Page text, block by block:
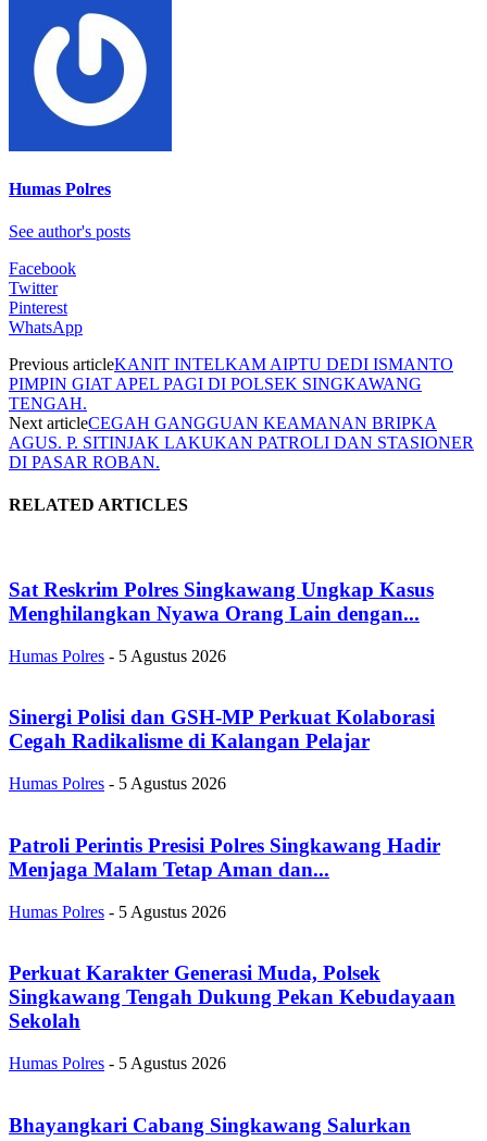
Humas Polres
See author's posts
Facebook
Twitter
Pinterest
WhatsApp
Previous articleKANIT INTELKAM AIPTU DEDI ISMANTO
PIMPIN GIAT APEL PAGI DI POLSEK SINGKAWANG
TENGAH.
Next articleCEGAH GANGGUAN KEAMANAN BRIPKA
AGUS. P. SITINJAK LAKUKAN PATROLI DAN STASIONER
DI PASAR ROBAN.
RELATED ARTICLES
Sat Reskrim Polres Singkawang Ungkap Kasus
Menghilangkan Nyawa Orang Lain dengan...
Humas Polres - 5 Agustus 2026
Sinergi Polisi dan GSH-MP Perkuat Kolaborasi
Cegah Radikalisme di Kalangan Pelajar
Humas Polres - 5 Agustus 2026
Patroli Perintis Presisi Polres Singkawang Hadir
Menjaga Malam Tetap Aman dan...
Humas Polres - 5 Agustus 2026
Perkuat Karakter Generasi Muda, Polsek
Singkawang Tengah Dukung Pekan Kebudayaan
Sekolah
Humas Polres - 5 Agustus 2026
Bhayangkari Cabang Singkawang Salurkan